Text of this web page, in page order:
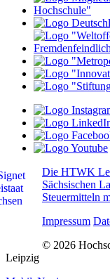
Die HTWK
Sächsischen
Steuermitteln
Impressum
© 2026
Leipzig